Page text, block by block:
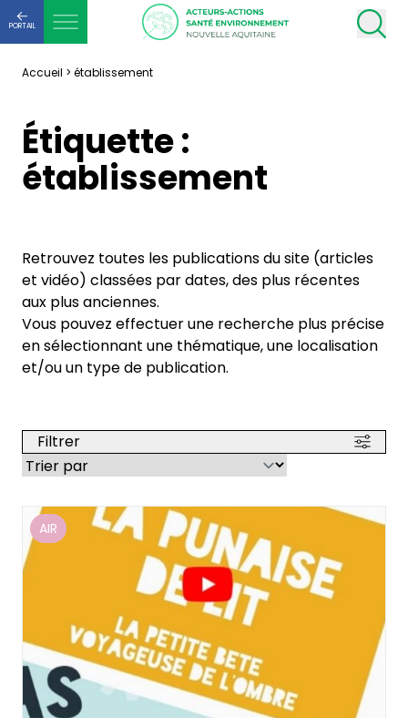
PORTAIL
Accueil > établissement
Étiquette :
établissement
Retrouvez toutes les publications du site (articles
et vidéo) classées par dates, des plus récentes
aux plus anciennes.
Vous pouvez effectuer une recherche plus précise
en sélectionnant une thématique, une localisation
et/ou un type de publication.
Filtrer
AIR